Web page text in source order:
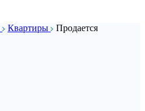
Квартиры
Продается